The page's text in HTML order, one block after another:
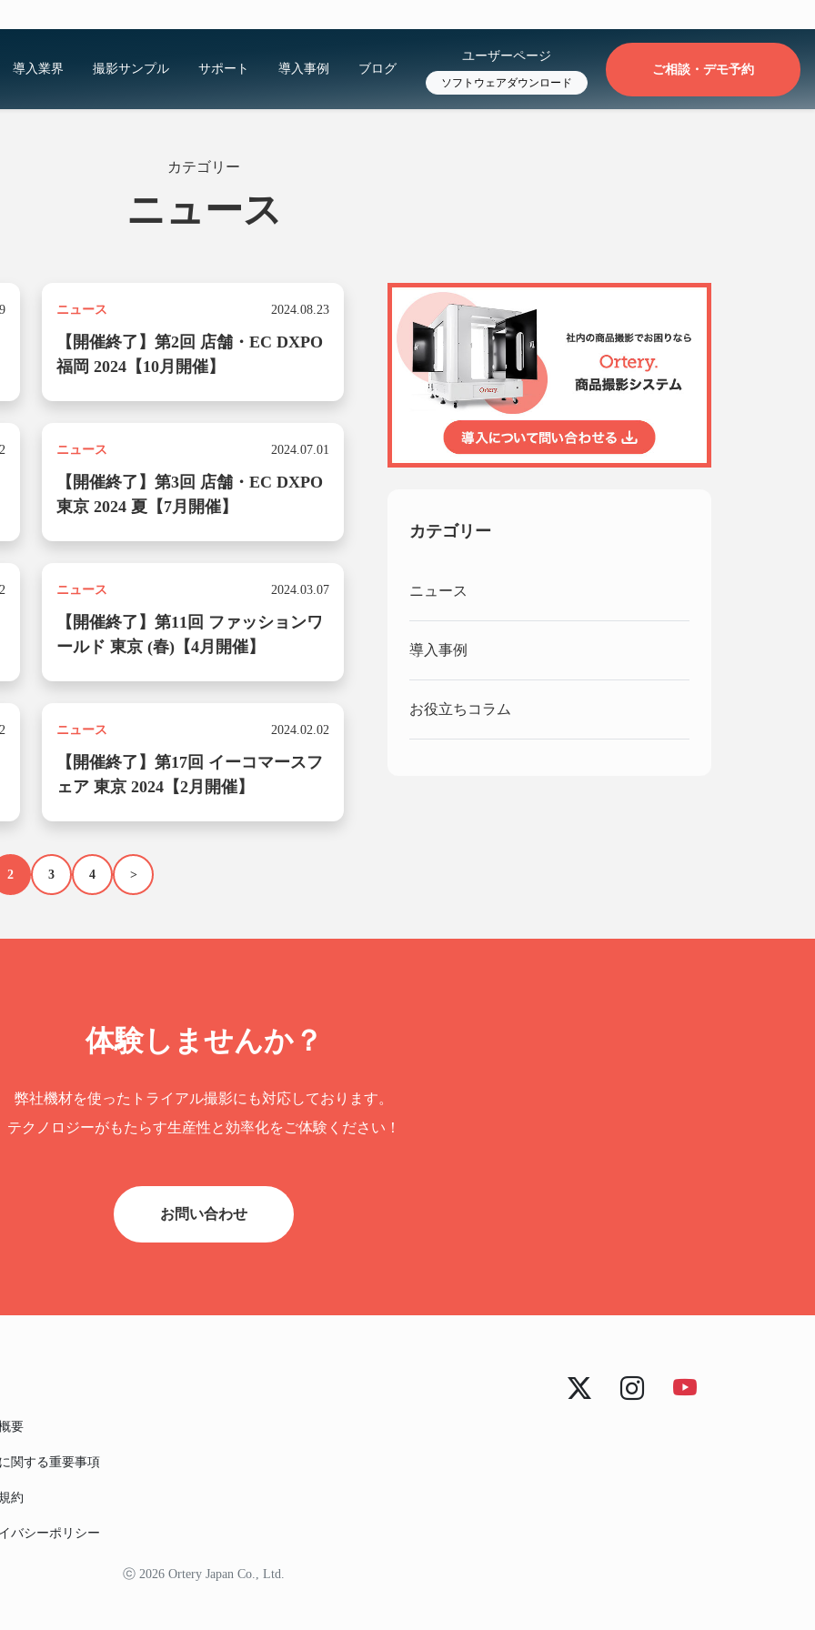
導入業界 撮影サンプル サポート 導入事例 ブログ
ユーザーページ
ソフトウェアダウンロード
ご相談・デモ予約
カテゴリー
ニュース
ニュース 2024.08.23
【開催終了】第2回 店舗・EC DXPO
福岡 2024【10月開催】
ニュース 2024.07.01
【開催終了】第3回 店舗・EC DXPO
東京 2024 夏【7月開催】
ニュース 2024.03.07
【開催終了】第11回 ファッションワ
ールド 東京 (春)【4月開催】
ニュース 2024.02.02
【開催終了】第17回 イーコマースフ
ェア 東京 2024【2月開催】
2 3 4 >
カテゴリー
ニュース
導入事例
お役立ちコラム
体験しませんか？
弊社機材を使ったトライアル撮影にも対応しております。
テクノロジーがもたらす生産性と効率化をご体験ください！
お問い合わせ
要
関する重要事項
約
バシーポリシー
ⓒ 2026 Ortery Japan Co., Ltd.